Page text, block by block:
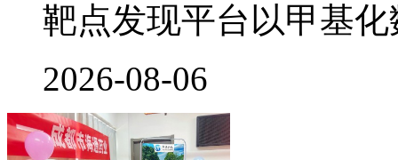
靶点发现平台以甲基化
2026-08-06